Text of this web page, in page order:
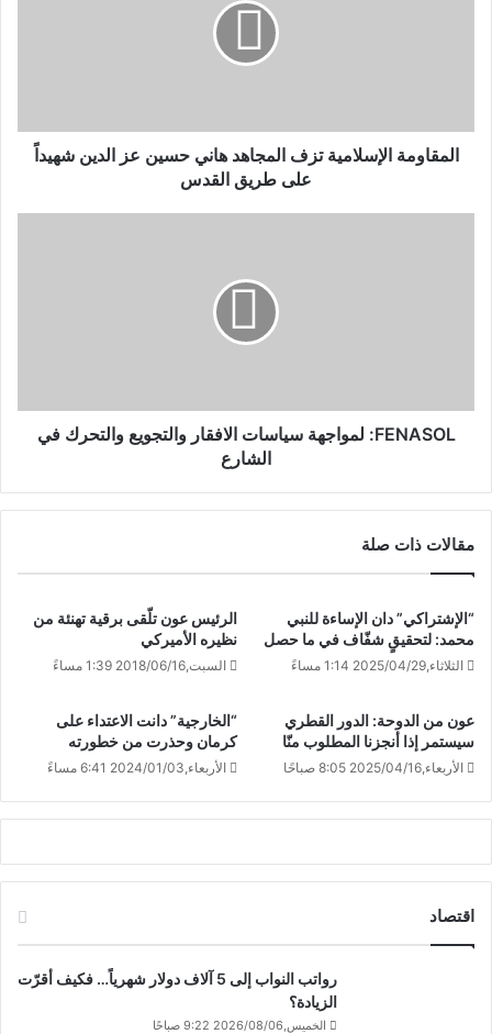
المقاومة الإسلامية تزف المجاهد هاني حسين عز الدين شهيداً
على طريق القدس
FENASOL: لمواجهة سياسات الافقار والتجويع والتحرك في
الشارع
مقالات ذات صلة
“الإشتراكي” دان الإساءة للنبي
محمد: لتحقيقٍ شفّاف في ما حصل
الثلاثاء,2025/04/29 1:14 مساءً
الرئيس عون تلّقى برقية تهنئة من
نظيره الأميركي
السبت,2018/06/16 1:39 مساءً
عون من الدوحة: الدور القطري
سيستمر إذا أنجزنا المطلوب منّا
الأربعاء,2025/04/16 8:05 صباحًا
“الخارجية” دانت الاعتداء على
كرمان وحذرت من خطورته
الأربعاء,2024/01/03 6:41 مساءً
اقتصاد
رواتب النواب إلى 5 آلاف دولار شهرياً… فكيف أقرّت
الزيادة؟
الخميس,2026/08/06 9:22 صباحًا